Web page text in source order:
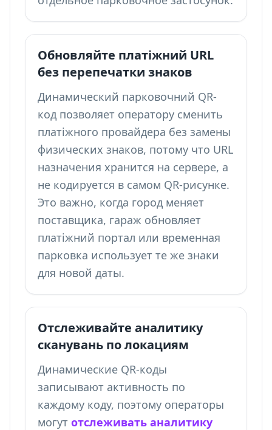
Обновляйте платіжний URL
без перепечатки знаков
Динамический парковочний QR-
код позволяет оператору сменить
платіжного провайдера без замены
физических знаков, потому что URL
назначения хранится на сервере, а
не кодируется в самом QR-рисунке.
Это важно, когда город меняет
поставщика, гараж обновляет
платіжний портал или временная
парковка использует те же знаки
для новой даты.
Отслеживайте аналитику
сканувань по локациям
Динамические QR-коды
записывают активность по
каждому коду, поэтому операторы
могут отслеживать аналитику